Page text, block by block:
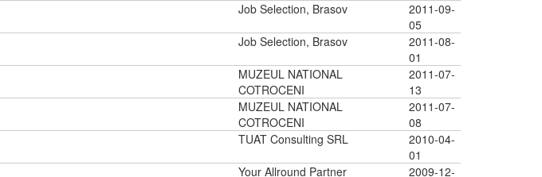
Job Selection, Brasov
2011-09-
05
Job Selection, Brasov
2011-08-
01
MUZEUL NATIONAL
COTROCENI
2011-07-
13
MUZEUL NATIONAL
COTROCENI
2011-07-
08
TUAT Consulting SRL
2010-04-
01
Your Allround Partner
2009-12-